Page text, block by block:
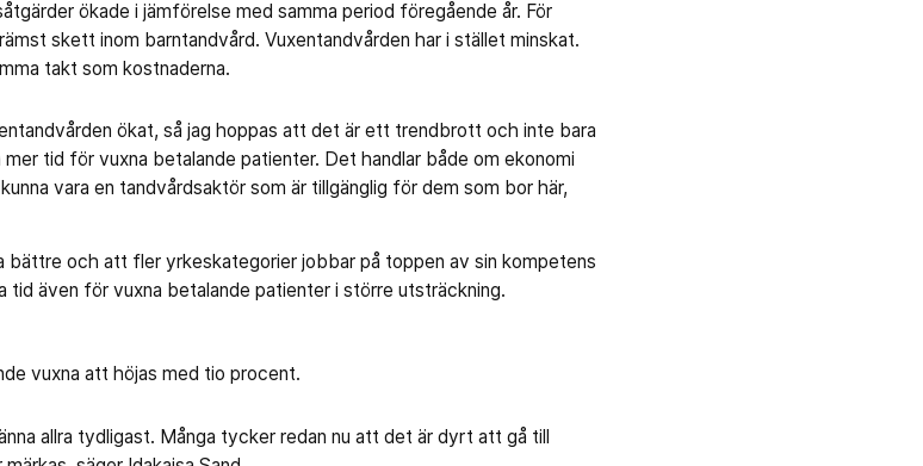
ökade i jämförelse med samma period föregående år. För
skett inom barntandvård. Vuxentandvården har i stället minskat.
takt som kostnaderna.
ökat, så jag hoppas att det är ett trendbrott och inte bara
tid för vuxna betalande patienter. Det handlar både om ekonomi
vara en tandvårdsaktör som är tillgänglig för dem som bor här,
bättre och att fler yrkeskategorier jobbar på toppen av sin kompetens
tid även för vuxna betalande patienter i större utsträckning.
vuxna att höjas med tio procent.
allra tydligast. Många tycker redan nu att det är dyrt att gå till